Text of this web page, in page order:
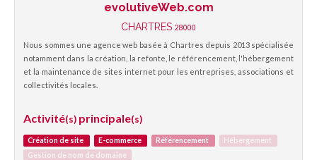
evolutiveWeb.com
CHARTRES 28000
Nous sommes une agence web basée à Chartres depuis 2013 spécialisée
notamment dans la création, la refonte, le référencement, l'hébergement
et la maintenance de sites internet pour les entreprises, associations et
collectivités locales.
Activité(s) principale(s)
Création de site E-commerce Référencement
Hébergement
Gestion de nom de domaine